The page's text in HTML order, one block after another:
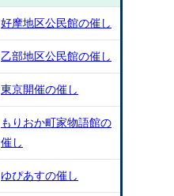
好摩地区公民館の催し
乙部地区公民館の催し
東京開催の催し
もりおか町家物語館の
催し
ゆぴあすの催し